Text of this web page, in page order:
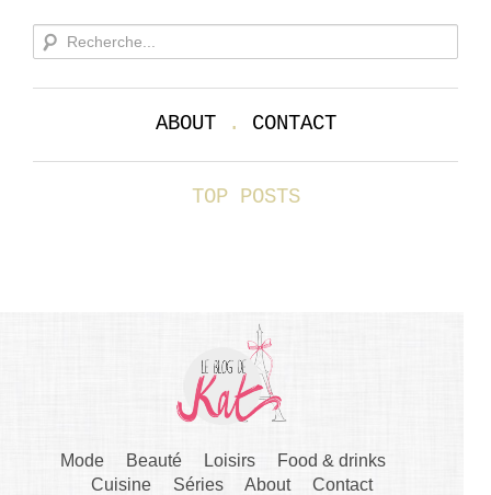
ABOUT. CONTACT
TOP POSTS
Mode Beauté Loisirs
Food & drinks
Cuisine
Séries About Contact